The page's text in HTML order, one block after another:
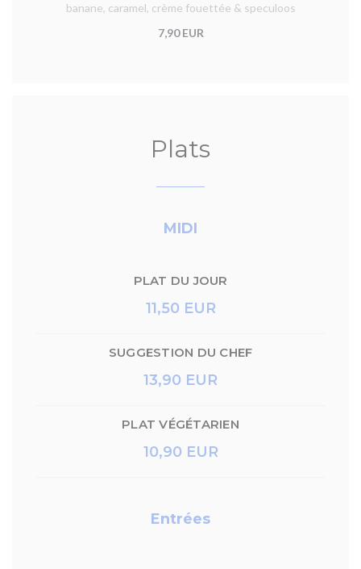
banane, caramel, crème fouettée & speculoos
7,90 EUR
Plats
MIDI
PLAT DU JOUR
11,50 EUR
SUGGESTION DU CHEF
13,90 EUR
PLAT VÉGÉTARIEN
10,90 EUR
Entrées